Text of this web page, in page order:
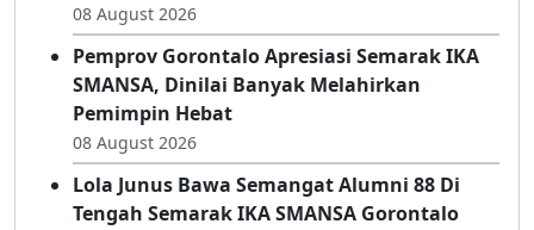
08 August 2026
Pemprov Gorontalo Apresiasi Semarak IKA
SMANSA, Dinilai Banyak Melahirkan
Pemimpin Hebat
08 August 2026
Lola Junus Bawa Semangat Alumni 88 Di
Tengah Semarak IKA SMANSA Gorontalo